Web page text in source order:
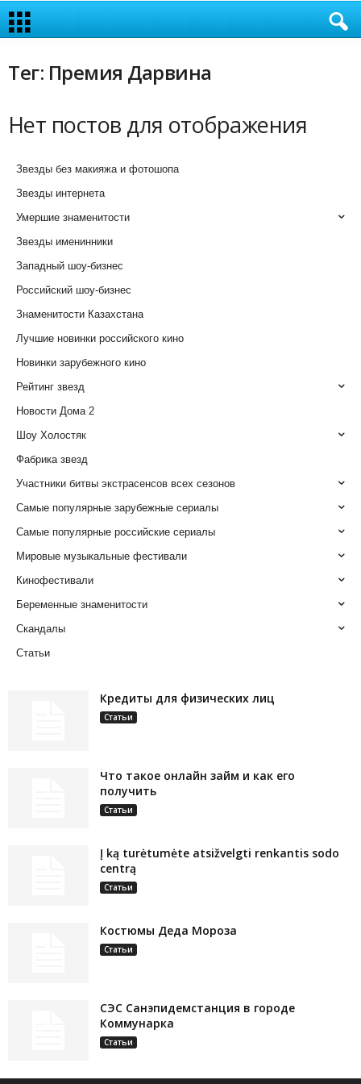
Тег: Премия Дарвина
Нет постов для отображения
Звезды без макияжа и фотошопа
Звезды интернета
Умершие знаменитости
Звезды именинники
Западный шоу-бизнес
Российский шоу-бизнес
Знаменитости Казахстана
Лучшие новинки российского кино
Новинки зарубежного кино
Рейтинг звезд
Новости Дома 2
Шоу Холостяк
Фабрика звезд
Участники битвы экстрасенсов всех сезонов
Самые популярные зарубежные сериалы
Самые популярные российские сериалы
Мировые музыкальные фестивали
Кинофестивали
Беременные знаменитости
Скандалы
Статьи
Кредиты для физических лиц
Статьи
Что такое онлайн займ и как его
получить
Статьи
Į ką turėtumėte atsižvelgti renkantis sodo
centrą
Статьи
Костюмы Деда Мороза
Статьи
СЭС Санэпидемстанция в городе
Коммунарка
Статьи